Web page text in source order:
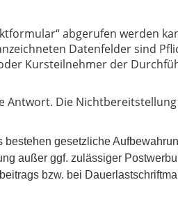
abgerufen werden
Datenfelder sind
Kursteilnehmer der
Die
gesetzliche
außer ggf. zulässiger
bzw. bei